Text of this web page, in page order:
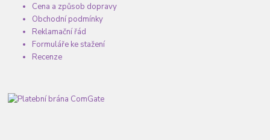
Cena a způsob dopravy
Obchodní podmínky
Reklamační řád
Formuláře ke stažení
Recenze